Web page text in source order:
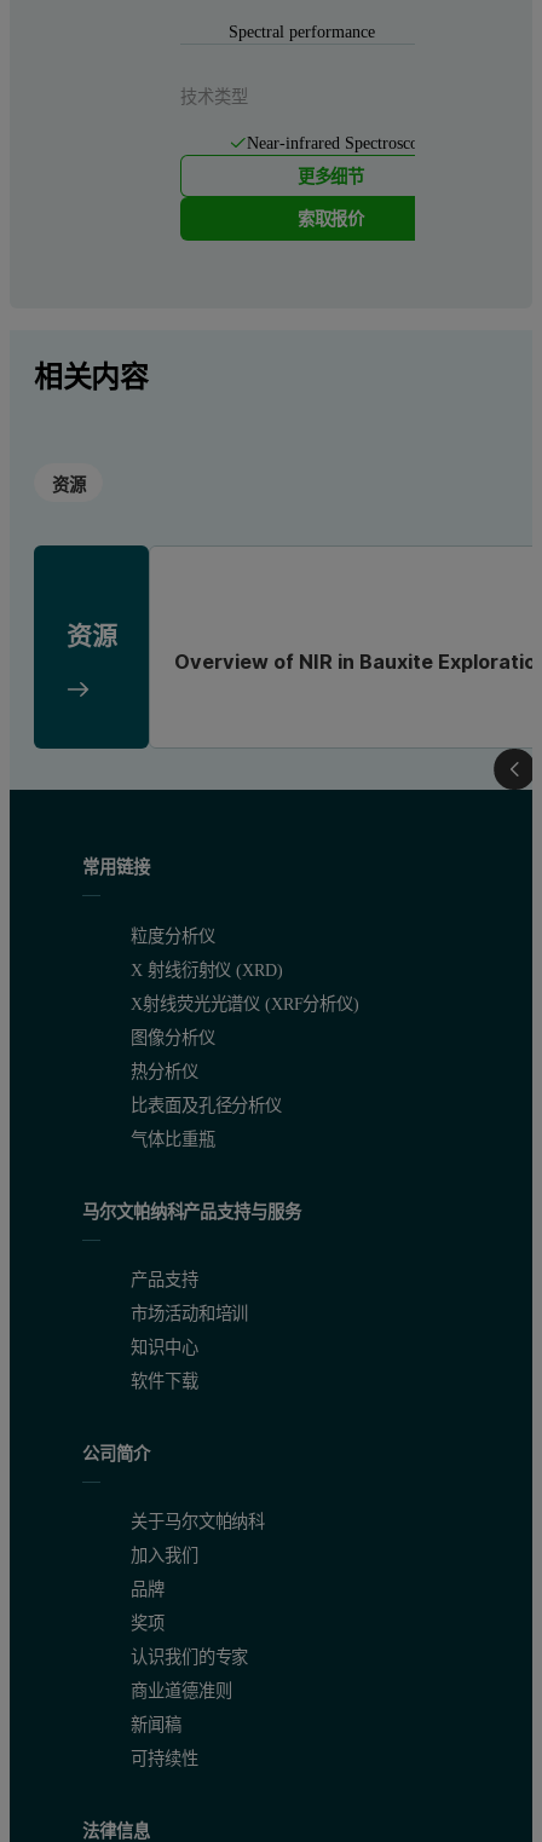
Spectral performance
技术类型
Near-infrared Spectroscopy (NIR)
更多细节
索取报价
相关内容
资源
资源
Overview of NIR in Bauxite
常用链接
粒度分析仪
X 射线衍射仪 (XRD)
X射线荧光光谱仪 (XRF分析仪)
图像分析仪
热分析仪
比表面及孔径分析仪
气体比重瓶
马尔文帕纳科产品支持与服务
产品支持
市场活动和培训
知识中心
软件下载
公司简介
关于马尔文帕纳科
加入我们
品牌
奖项
认识我们的专家
商业道德准则
新闻稿
可持续性
法律信息